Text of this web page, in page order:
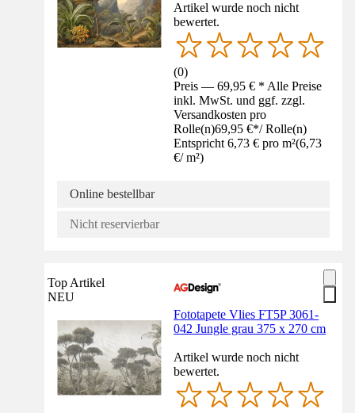
Artikel wurde noch nicht
bewertet.
(0)
Preis — 69,95 € * Alle Preise
inkl. MwSt. und ggf. zzgl.
Versandkosten pro
Rolle(n)69,95 €*/ Rolle(n)
Entspricht 6,73 € pro m²(6,73
€/ m²)
Online bestellbar
Nicht reservierbar
Top Artikel
NEU
Fototapete Vlies FT5P 3061-
042 Jungle grau 375 x 270 cm
Artikel wurde noch nicht
bewertet.